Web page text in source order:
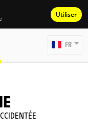
Utiliser
FR